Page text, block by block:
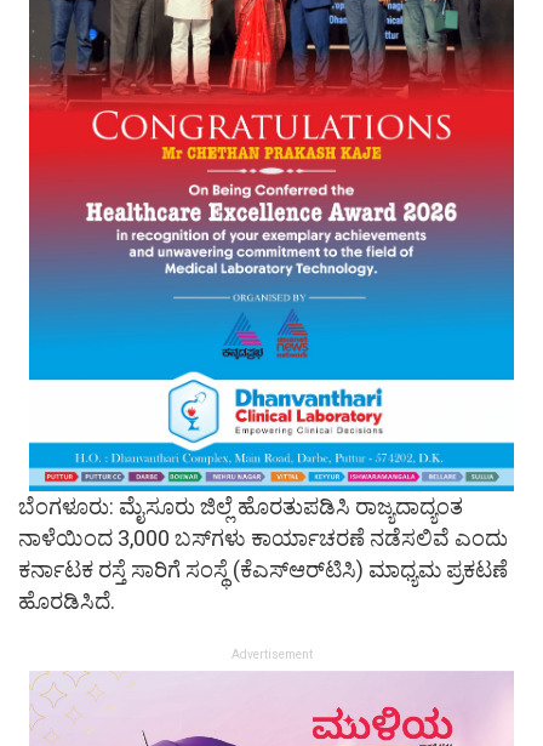
ಬೆಂಗಳೂರು: ಮೈಸೂರು ಜಿಲ್ಲೆ ಹೊರತುಪಡಿಸಿ ರಾಜ್ಯದಾದ್ಯಂತ
ನಾಳೆಯಿಂದ 3,000 ಬಸ್​​ಗಳು ಕಾರ್ಯಾಚರಣೆ ನಡೆಸಲಿವೆ ಎಂದು
ಕರ್ನಾಟಕ ರಸ್ತೆ ಸಾರಿಗೆ ಸಂಸ್ಥೆ (ಕೆಎಸ್​ಆರ್​ಟಿಸಿ) ಮಾಧ್ಯಮ ಪ್ರಕಟಣೆ
ಹೊರಡಿಸಿದೆ.
Advertisement